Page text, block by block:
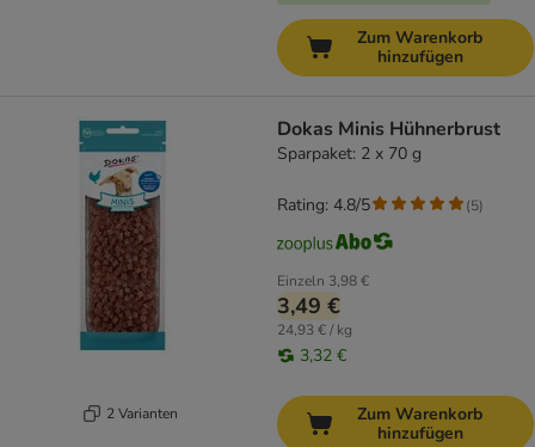
Zum Warenkorb
hinzufügen
2 Varianten
Dokas Minis Hühnerbrust
Sparpaket: 2 x 70 g
Einzeln 3,98 €
3,49 €
24,93 € / kg
3,32 €
Rating: 4.8/5 (5)
Zum Warenkorb
hinzufügen